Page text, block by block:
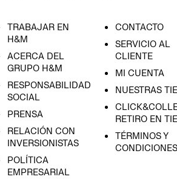
TRABAJAR EN
H&M
ACERCA DEL
GRUPO H&M
RESPONSABILIDAD
SOCIAL
PRENSA
RELACIÓN CON
INVERSIONISTAS
POLÍTICA
EMPRESARIAL
CONTACTO
SERVICIO AL
CLIENTE
MI CUENTA
NUESTRAS
RETIRO EN
TÉRMINOS Y
CONDICIONES